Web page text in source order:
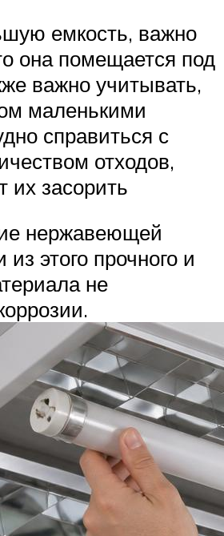
емкость, важно
она помещается под
важно учитывать,
маленькими
справиться с
отходов,
их засорить
нержавеющей
этого прочного и
не